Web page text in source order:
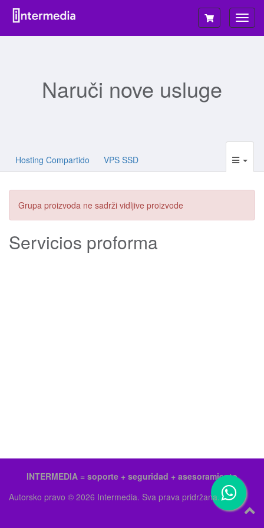
Naruči nove usluge
Hosting Compartido VPS SSD
Grupa proizvoda ne sadrži vidljive proizvode
Servicios proforma
INTERMEDIA = soporte + seguridad + asesoramiento
Autorsko pravo © 2026 Intermedia. Sva prava pridržana.